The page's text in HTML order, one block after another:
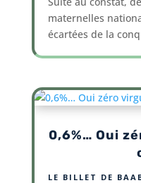
maternelles
écartées de la
0,6%… Oui
LE BILLET DE